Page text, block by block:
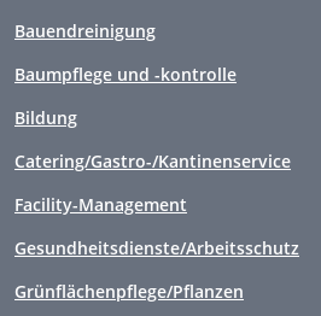
Bauendreinigung
Baumpflege und -kontrolle
Bildung
Catering/Gastro-/Kantinenservice
Facility-Management
Gesundheitsdienste/Arbeitsschutz
Grünflächenpflege/Pflanzen